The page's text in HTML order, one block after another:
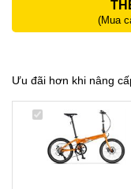
(Mua
Ưu đãi hơn khi nâng